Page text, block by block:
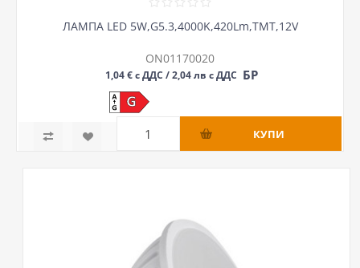
ЛАМПА LED 5W,G5.3,4000K,420Lm,ТМТ,12V
ON01170020
1,04 € с ДДС / 2,04 лв с ДДС БР